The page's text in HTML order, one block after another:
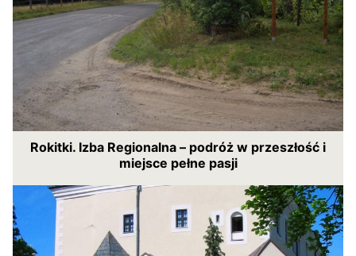
Rokitki. Izba Regionalna – podróż w przeszłość i
miejsce pełne pasji